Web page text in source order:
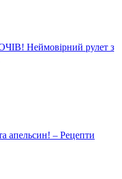
Неймовірний рулет з
апельсин! – Рецепти